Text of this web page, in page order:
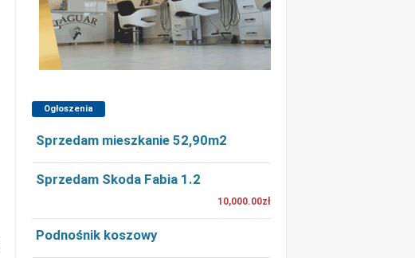
Ogłoszenia
Sprzedam mieszkanie 52,90m2
Sprzedam Skoda Fabia 1.2
10,000.00zł
Podnośnik koszowy